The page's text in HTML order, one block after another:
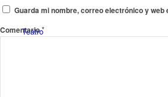
Teatro
Guarda mi nombre, correo electrónico y
Comentario*